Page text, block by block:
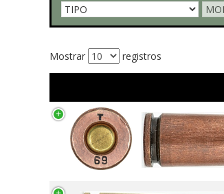
Mostrar registros